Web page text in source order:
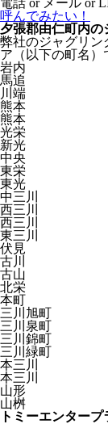
呼んでみたい！
夕張郡由仁町内の
弊社のジャグリン
ア（以下の町名）
岩内
馬追
川端
熊本
熊本
光栄
新光
中央
東栄
東光
中三川
西三川
西三川
東三川
伏見
古川
古山
北栄
本町
三川旭町
三川泉町
三川錦町
三川緑町
本三川
本三川
山形
山桝
トミーエンター